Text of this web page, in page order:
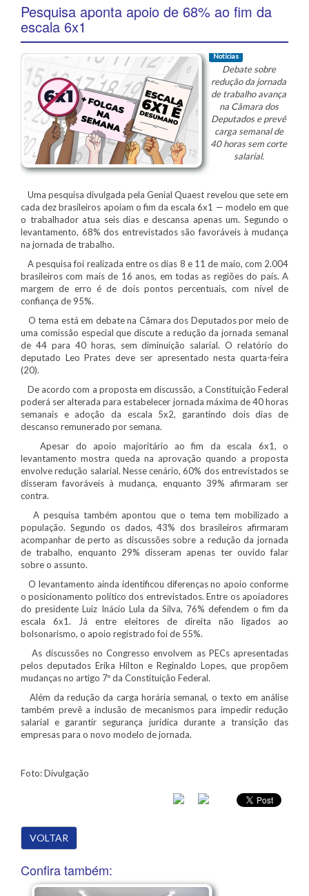
Pesquisa aponta apoio de 68% ao fim da
escala 6x1
Notícias
Debate sobre
redução da jornada
de trabalho avança
na Câmara dos
Deputados e prevê
carga semanal de
40 horas sem corte
salarial.
Uma pesquisa divulgada pela Genial Quaest revelou que sete em
cada dez brasileiros apoiam o fim da escala 6x1 — modelo em que
o trabalhador atua seis dias e descansa apenas um. Segundo o
levantamento, 68% dos entrevistados são favoráveis à mudança
na jornada de trabalho.
A pesquisa foi realizada entre os dias 8 e 11 de maio, com 2.004
brasileiros com mais de 16 anos, em todas as regiões do país. A
margem de erro é de dois pontos percentuais, com nível de
confiança de 95%.
O tema está em debate na Câmara dos Deputados por meio de
uma comissão especial que discute a redução da jornada semanal
de 44 para 40 horas, sem diminuição salarial. O relatório do
deputado Leo Prates deve ser apresentado nesta quarta-feira
(20).
De acordo com a proposta em discussão, a Constituição Federal
poderá ser alterada para estabelecer jornada máxima de 40 horas
semanais e adoção da escala 5x2, garantindo dois dias de
descanso remunerado por semana.
Apesar do apoio majoritário ao fim da escala 6x1, o
levantamento mostra queda na aprovação quando a proposta
envolve redução salarial. Nesse cenário, 60% dos entrevistados se
disseram favoráveis à mudança, enquanto 39% afirmaram ser
contra.
A pesquisa também apontou que o tema tem mobilizado a
população. Segundo os dados, 43% dos brasileiros afirmaram
acompanhar de perto as discussões sobre a redução da jornada
de trabalho, enquanto 29% disseram apenas ter ouvido falar
sobre o assunto.
O levantamento ainda identificou diferenças no apoio conforme
o posicionamento político dos entrevistados. Entre os apoiadores
do presidente Luiz Inácio Lula da Silva, 76% defendem o fim da
escala 6x1. Já entre eleitores de direita não ligados ao
bolsonarismo, o apoio registrado foi de 55%.
As discussões no Congresso envolvem as PECs apresentadas
pelos deputados Erika Hilton e Reginaldo Lopes, que propõem
mudanças no artigo 7º da Constituição Federal.
Além da redução da carga horária semanal, o texto em análise
também prevê a inclusão de mecanismos para impedir redução
salarial e garantir segurança jurídica durante a transição das
empresas para o novo modelo de jornada.
Foto: Divulgação
VOLTAR
Confira também: